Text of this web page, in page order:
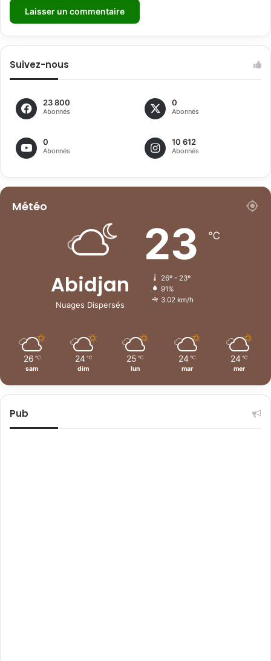
Suivez-nous
23 800
Abonnés
0
Abonnés
0
Abonnés
10 612
Abonnés
Météo
Abidjan
Nuages Dispersés
23 ℃
26º - 23º
91%
3.02 km/h
26 ℃
sam
24 ℃
dim
25 ℃
lun
24 ℃
mar
24 ℃
mer
Pub